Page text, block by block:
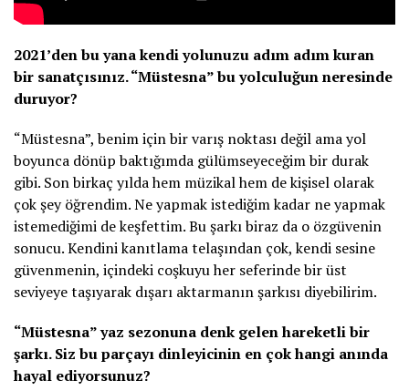
2021’den bu yana kendi yolunuzu adım adım kuran
bir sanatçısınız. “Müstesna” bu yolculuğun neresinde
duruyor?
“Müstesna”, benim için bir varış noktası değil ama yol
boyunca dönüp baktığımda gülümseyeceğim bir durak
gibi. Son birkaç yılda hem müzikal hem de kişisel olarak
çok şey öğrendim. Ne yapmak istediğim kadar ne yapmak
istemediğimi de keşfettim. Bu şarkı biraz da o özgüvenin
sonucu. Kendini kanıtlama telaşından çok, kendi sesine
güvenmenin, içindeki coşkuyu her seferinde bir üst
seviyeye taşıyarak dışarı aktarmanın şarkısı diyebilirim.
“Müstesna” yaz sezonuna denk gelen hareketli bir
şarkı. Siz bu parçayı dinleyicinin en çok hangi anında
hayal ediyorsunuz?